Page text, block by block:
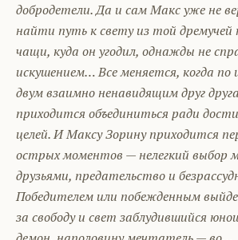
добродетели. Да и сам Макс уже не
найти путь к свету из той дремучей
чащи, куда он угодил, однажды не
искушением… Все меняется, когда по
двум взаимно ненавидящим друг
приходится объединиться ради
целей. И Максу Зорину приходится
острых моментов — нелегкий выбор
друзьями, предательство и
Победителем или побежденным
за свободу и свет заблудившийся